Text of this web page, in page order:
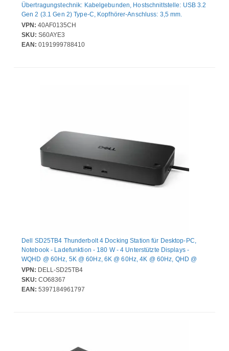
Übertragungstechnik: Kabelgebunden, Hostschnittstelle: USB 3.2
Gen 2 (3.1 Gen 2) Type-C, Kopfhörer-Anschluss: 3,5 mm.
Ethernet LAN Datentransferraten: 10,100,1000 Mbit/s.
Produktfarbe: Schwarz, Markenkompatibilität: Lenovo,
Kompatibilität: E580, E480, E470, L580, L480, L470, L380, L380
VPN: 40AF0135CH
SKU: S60AYE3
EAN: 0191999788410
Dell SD25TB4 Thunderbolt 4 Docking Station für Desktop-PC,
Notebook - Ladefunktion - 180 W - 4 Unterstützte Displays -
WQHD @ 60Hz, 5K @ 60Hz, 6K @ 60Hz, 4K @ 60Hz, QHD @
60Hz, 8K @ 60Hz - 3440 x 1440, 5120 x 2160, 6144 x 3456,
3840 x 2160, 2560 x 1440, 7680 x 4320 - 6 x USB-Anschlüsse - 4
x USB Typ-A-Anschlüsse - USB Typ-A - 2 x USB Typ-C-
VPN: DELL-SD25TB4
SKU: CO68367
EAN: 5397184961797